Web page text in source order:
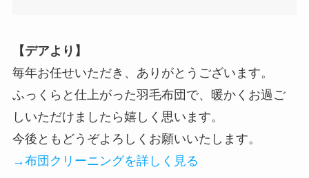
【デアより】
毎年お任せいただき、ありがとうございます。
ふっくらと仕上がった羽毛布団で、暖かくお過ご
しいただけましたら嬉しく思います。
今後ともどうぞよろしくお願いいたします。
→布団クリーニングを詳しく見る